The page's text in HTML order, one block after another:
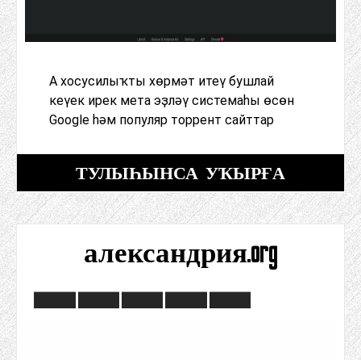
А хосусилыҡты хөрмәт итеү бушлай
кеүек ирек мета эҙләү системаһы өсөн
Google һәм популяр торрент сайттар
ТУЛЫҺЫНСА УҠЫРҒА
александрия.org